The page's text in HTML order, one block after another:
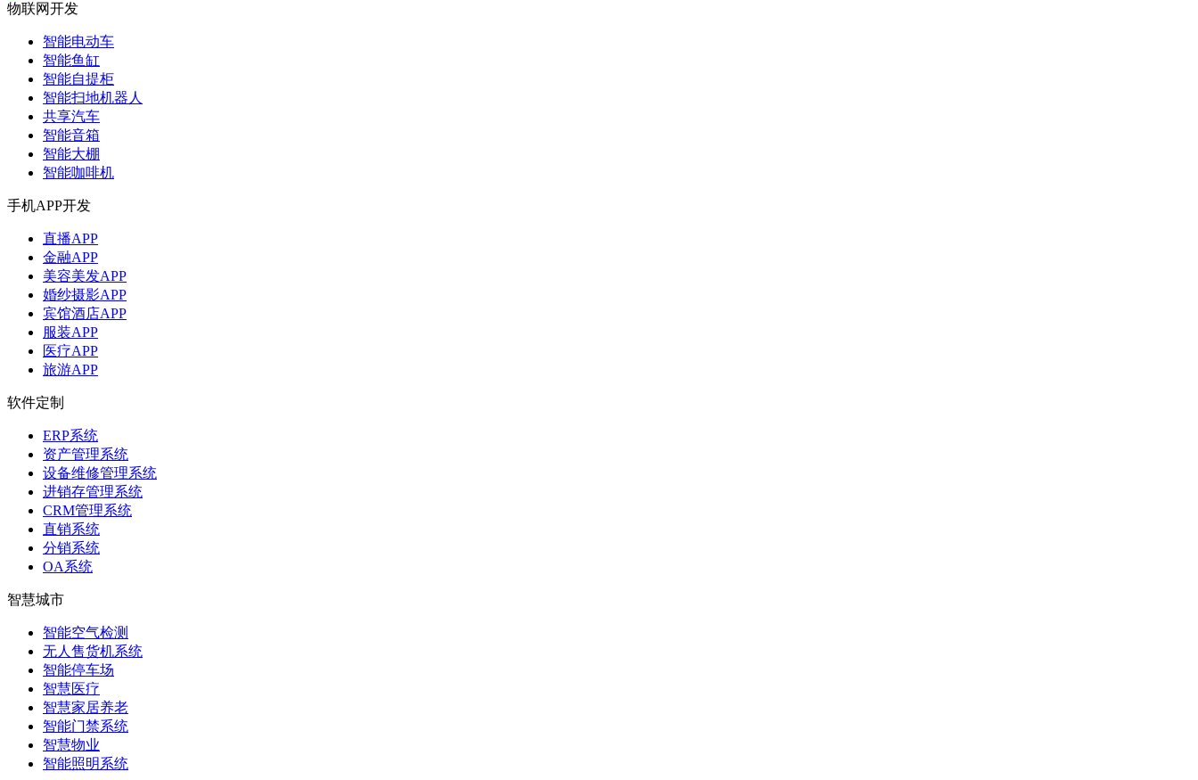
物联网开发
智能电动车
智能鱼缸
智能自提柜
智能扫地机器人
共享汽车
智能音箱
智能大棚
智能咖啡机
手机APP开发
直播APP
金融APP
美容美发APP
婚纱摄影APP
宾馆酒店APP
服装APP
医疗APP
旅游APP
软件定制
ERP系统
资产管理系统
设备维修管理系统
进销存管理系统
CRM管理系统
直销系统
分销系统
OA系统
智慧城市
智能空气检测
无人售货机系统
智能停车场
智慧医疗
智慧家居养老
智能门禁系统
智慧物业
智能照明系统